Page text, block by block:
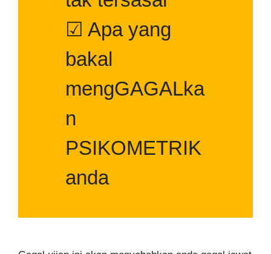
☑ Apa yang
bakal
mengGAGALka
n
PSIKOMETRIK
anda